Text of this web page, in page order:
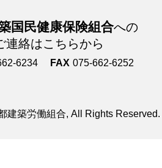
国民健康保険組合への
連絡はこちらから
6234 FAX 075-662-6252
建築労働組合, All Rights Reserved.